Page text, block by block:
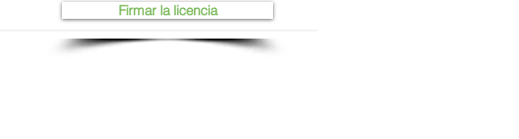
Firmar la licencia